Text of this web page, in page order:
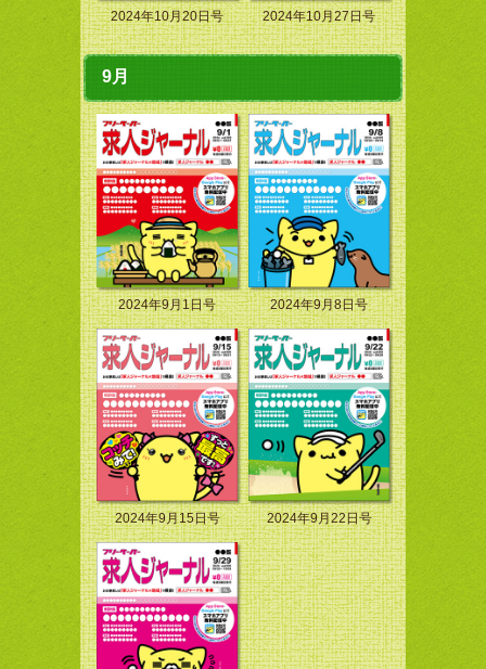
2024年10月20日号 2024年10月27日号
9月
2024年9月1日号 2024年9月8日号
2024年9月15日号 2024年9月22日号